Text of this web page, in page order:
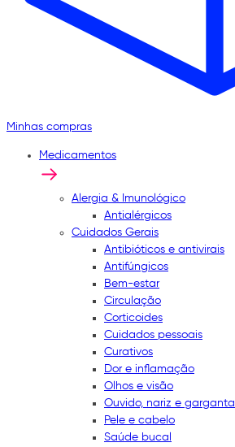
Minhas compras
Medicamentos
Alergia & Imunológico
Antialérgicos
Cuidados Gerais
Antibióticos e antivirais
Antifúngicos
Bem-estar
Circulação
Corticoides
Cuidados pessoais
Curativos
Dor e inflamação
Olhos e visão
Ouvido, nariz e garganta
Pele e cabelo
Saúde bucal